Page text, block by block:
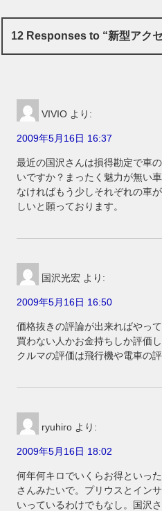
12 Responses to “新型アク
VIVIO より:
2009年5月16日 16:37
最近の国沢さんは損得勘定で車
いですか？まったく魅力が無い
なければもう少しそれぞれの車
しいと願っております。
国沢光宏 より:
2009年5月16日 16:50
価格抜きの評論が出来ればやって
買わない人かお金持ちしか評価
クルマの評価は飛行機や電車の
ryuhiro より:
2009年5月16日 18:02
何年何キロでいくらお得といっ
さんみたいで。プリウスとイン
いっているわけでもなし。国沢